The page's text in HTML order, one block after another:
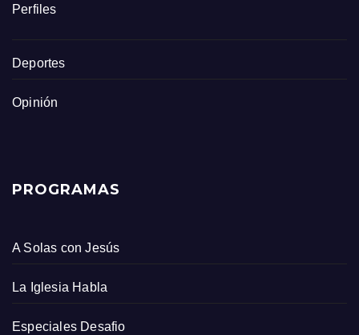
Perfiles
Deportes
Opinión
PROGRAMAS
A Solas con Jesús
La Iglesia Habla
Especiales Desafio